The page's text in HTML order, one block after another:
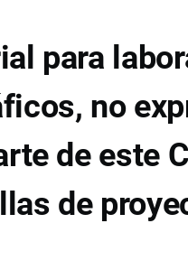
para
no
de este
de